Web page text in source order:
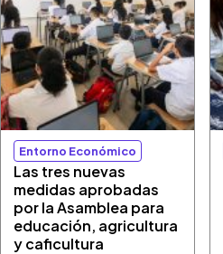
Entorno Económico
Las tres nuevas
medidas aprobadas
por la Asamblea para
educación, agricultura
y caficultura